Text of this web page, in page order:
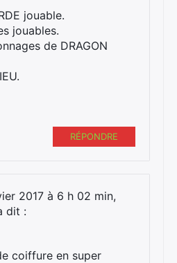
jouable.
jouables.
de DRAGON
RÉPONDRE
2017 à 6 h 02 min,
dit :
coiffure en super